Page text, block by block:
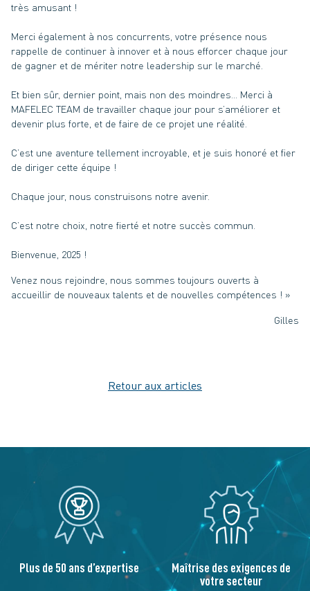
très amusant !
Merci également à nos concurrents, votre présence nous
rappelle de continuer à innover et à nous efforcer chaque jour
de gagner et de mériter notre leadership sur le marché.
Et bien sûr, dernier point, mais non des moindres… Merci à
MAFELEC TEAM de travailler chaque jour pour s’améliorer et
devenir plus forte, et de faire de ce projet une réalité.
C’est une aventure tellement incroyable, et je suis honoré et fier
de diriger cette équipe !
Chaque jour, nous construisons notre avenir.
C’est notre choix, notre fierté et notre succès commun.
Bienvenue, 2025 !
Venez nous rejoindre, nous sommes toujours ouverts à
accueillir de nouveaux talents et de nouvelles compétences ! »
Gilles
Retour aux articles
Plus de 50 ans d’expertise Maîtrise des exigences de
votre secteur